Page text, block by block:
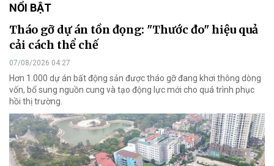
NỔI BẬT
Tháo gỡ dự án tồn đọng: "Thước đo" hiệu quả
cải cách thể chế
07/08/2026 04:27
Hơn 1.000 dự án bất động sản được tháo gỡ đang khơi thông dòng
vốn, bổ sung nguồn cung và tạo động lực mới cho quá trình phục
hồi thị trường.